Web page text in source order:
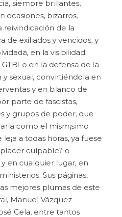
siempre brillantes,
ocasiones, bizarros,
de la
de exiliados y vencidos, y
en la visibilidad
o en la defensa de la
sexual, convirtiéndola en
y en blanco de
parte de fascistas,
y grupos de poder, que
como el mism¡simo
a todas horas, ya fuese
culpable? o
en cualquier lugar, en
Sus páginas,
mejores plumas de este
Manuel Vázquez
Cela, entre tantos